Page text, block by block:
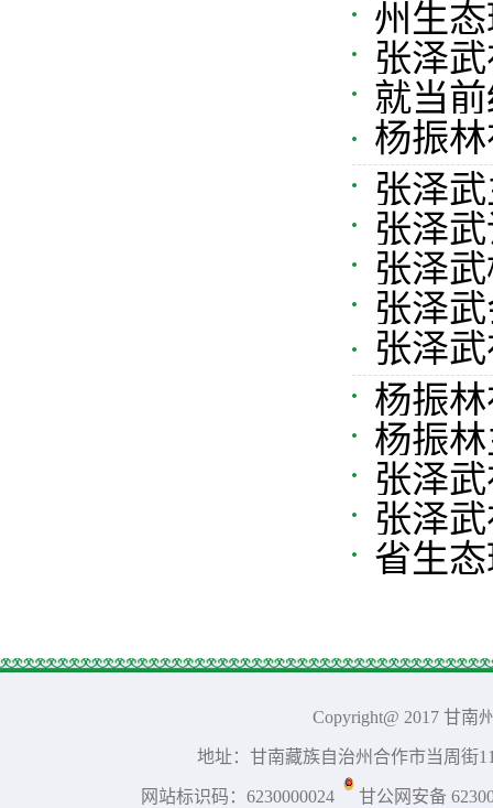
州生
患排查
张泽
就当
士座谈
杨振
张泽
张泽
张泽
防指战
张泽
张泽
杨振
强调 善
杨振
张泽
张泽
灾政治
省生
Copyright@ 2017 甘南
地址：甘南藏族自治州合作市当周街
网站标识码：6230000024 甘公网安备